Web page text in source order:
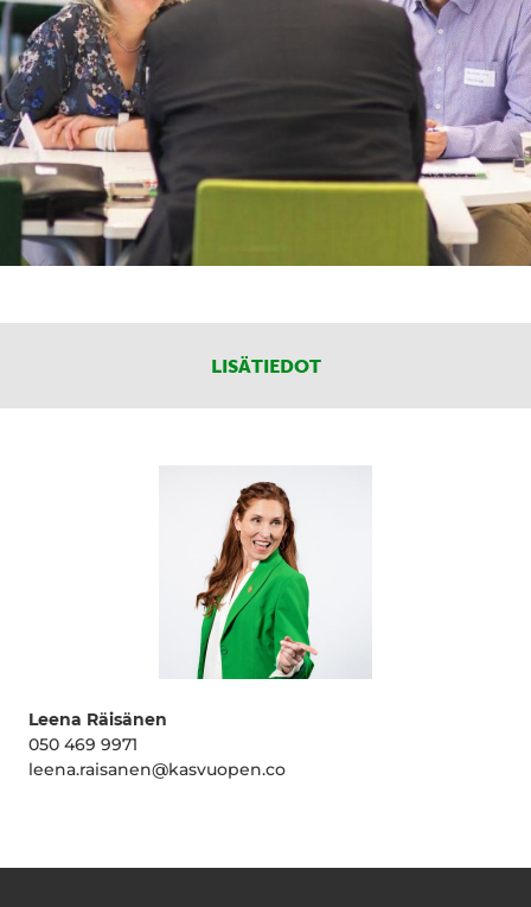
LISÄTIEDOT
Leena Räisänen
050 469 9971
leena.raisanen@kasvuopen.co